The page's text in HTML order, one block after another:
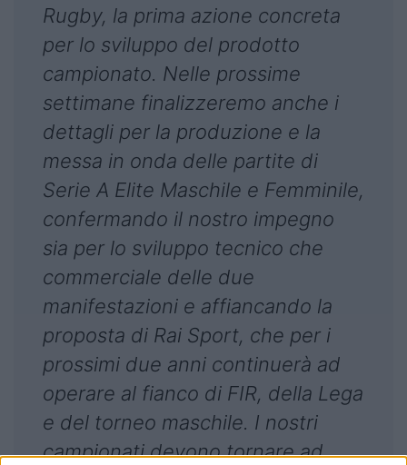
Rugby, la prima azione concreta
per lo sviluppo del prodotto
campionato. Nelle prossime
settimane finalizzeremo anche i
dettagli per la produzione e la
messa in onda delle partite di
Serie A Elite Maschile e Femminile,
confermando il nostro impegno
sia per lo sviluppo tecnico che
commerciale delle due
manifestazioni e affiancando la
proposta di Rai Sport, che per i
prossimi due anni continuerà ad
operare al fianco di FIR, della Lega
e del torneo maschile. I nostri
campionati devono tornare ad